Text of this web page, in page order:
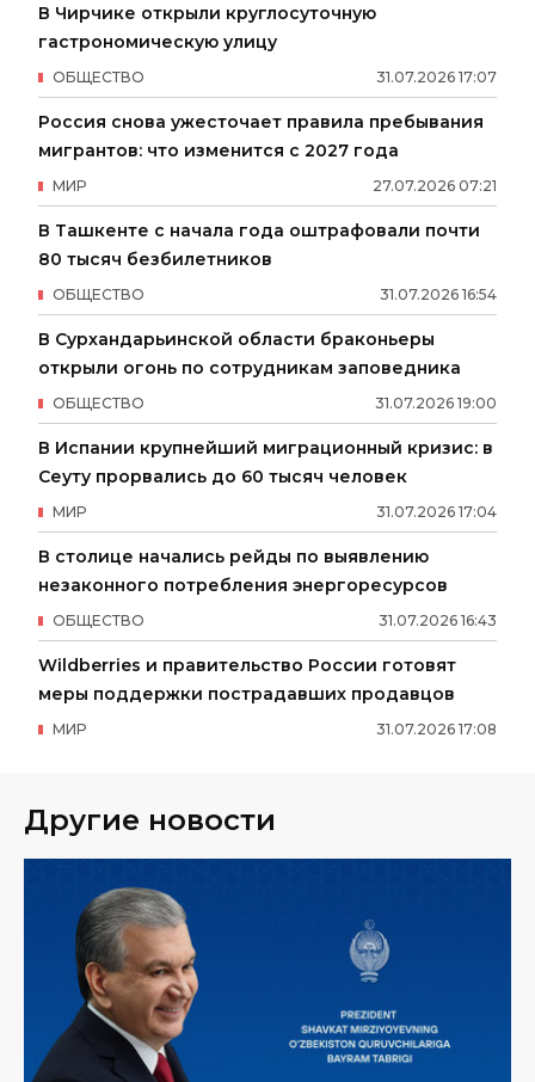
В Чирчике открыли круглосуточную
гастрономическую улицу
31.07.2026 17:07
ОБЩЕСТВО
Россия снова ужесточает правила пребывания
мигрантов: что изменится с 2027 года
27.07.2026 07:21
МИР
В Ташкенте с начала года оштрафовали почти
80 тысяч безбилетников
31.07.2026 16:54
ОБЩЕСТВО
В Сурхандарьинской области браконьеры
открыли огонь по сотрудникам заповедника
31.07.2026 19:00
ОБЩЕСТВО
В Испании крупнейший миграционный кризис: в
Сеуту прорвались до 60 тысяч человек
31.07.2026 17:04
МИР
В столице начались рейды по выявлению
незаконного потребления энергоресурсов
31.07.2026 16:43
ОБЩЕСТВО
Wildberries и правительство России готовят
меры поддержки пострадавших продавцов
31.07.2026 17:08
МИР
Другие новости